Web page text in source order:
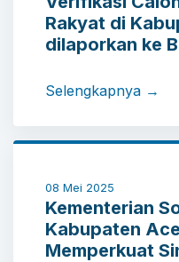
Rakyat di
dilaporkan ke
Selengkapnya →
08 Mei 2025
Kementerian
Kabupaten
Memperkuat